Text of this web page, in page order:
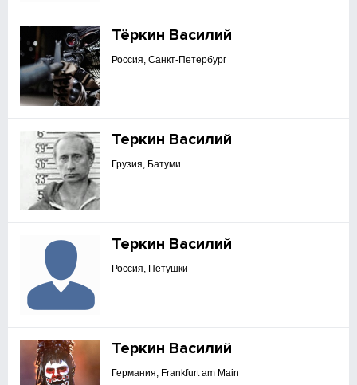
Тёркин Василий
Россия, Санкт-Петербург
Теркин Василий
Грузия, Батуми
Теркин Василий
Россия, Петушки
Теркин Василий
Германия, Frankfurt am Main